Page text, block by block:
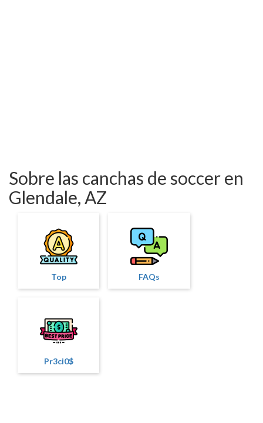
Sobre las canchas de soccer en
Glendale, AZ
Top FAQs
Pr3ci0$